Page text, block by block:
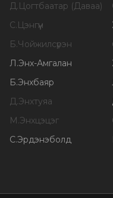
Д.Цогтбаатар (Даваа)
С.Цэнгүүн
Б.Чойжилсүрэн
Л.Энх-Амгалан
Б.Энхбаяр
Д.Энхтуяа
М.Энхцэцэг
С.Эрдэнэболд